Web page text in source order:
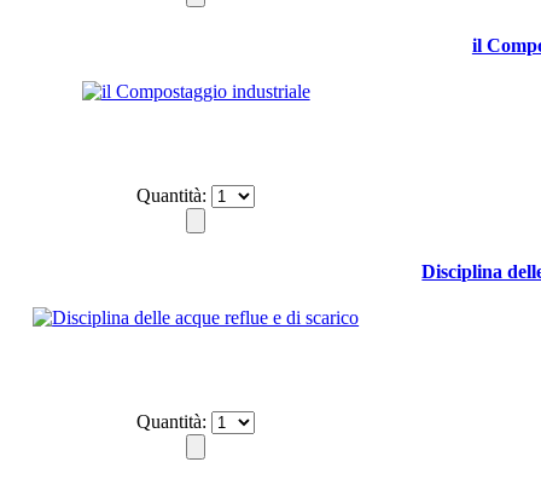
il
Quantità:
Disciplina
Quantità: